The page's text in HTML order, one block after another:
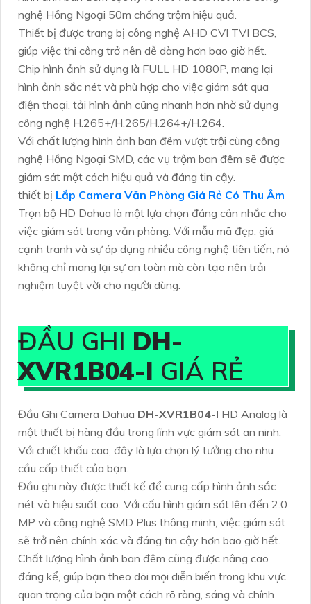
nghệ Hồng Ngoại 50m chống trộm hiệu quả.
Thiết bị được trang bị công nghệ AHD CVI TVI BCS,
giúp việc thi công trở nên dễ dàng hơn bao giờ hết.
Chip hình ảnh sử dụng là FULL HD 1080P, mang lại
hình ảnh sắc nét và phù hợp cho việc giám sát qua
điện thoại. tải hình ảnh cũng nhanh hơn nhờ sử dụng
công nghệ H.265+/H.265/H.264+/H.264.
Với chất lượng hình ảnh ban đêm vượt trội cùng công
nghệ Hồng Ngoại SMD, các vụ trộm ban đêm sẽ được
giám sát một cách hiệu quả và đáng tin cậy.
thiết bị Lắp Camera Văn Phòng Giá Rẻ Có Thu Âm
Trọn bộ HD Dahua là một lựa chọn đáng cân nhắc cho
việc giám sát trong văn phòng. Với mẫu mã đẹp, giá
cạnh tranh và sự áp dụng nhiều công nghệ tiên tiến, nó
không chỉ mang lại sự an toàn mà còn tạo nên trải
nghiệm tuyệt vời cho người dùng.
ĐẦU GHI DH-
XVR1B04-I GIÁ RẺ
Đầu Ghi Camera Dahua DH-XVR1B04-I HD Analog là
một thiết bị hàng đầu trong lĩnh vực giám sát an ninh.
Với chiết khấu cao, đây là lựa chọn lý tưởng cho nhu
cầu cấp thiết của bạn.
Đầu ghi này được thiết kế để cung cấp hình ảnh sắc
nét và hiệu suất cao. Với cấu hình giám sát lên đến 2.0
MP và công nghệ SMD Plus thông minh, việc giám sát
sẽ trở nên chính xác và đáng tin cậy hơn bao giờ hết.
Chất lượng hình ảnh ban đêm cũng được nâng cao
đáng kể, giúp bạn theo dõi mọi diễn biến trong khu vực
quan trọng của bạn một cách rõ ràng, sáng và chính